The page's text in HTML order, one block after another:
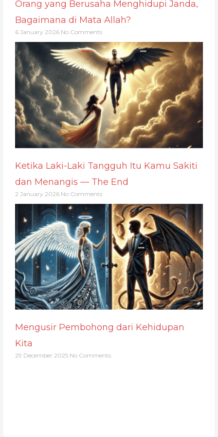
Orang yang Berusaha Menghidupi Janda,
Bagaimana di Mata Allah?
6 January 2026 No Comments
Ketika Laki-Laki Tangguh Itu Kamu Sakiti
dan Menangis — The End
2 January 2026 No Comments
Mengusir Pembohong dari Kehidupan
Kita
29 December 2025 No Comments